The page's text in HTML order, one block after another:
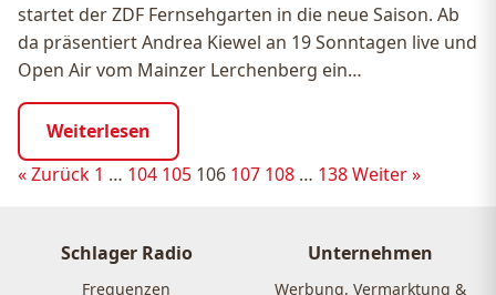
startet der ZDF Fernsehgarten in die neue Saison. Ab
da präsentiert Andrea Kiewel an 19 Sonntagen live und
Open Air vom Mainzer Lerchenberg ein…
Weiterlesen
Seitennummerierung
Beiträge
« Zurück 1 … 104 105 106 107 108 … 138Weiter »
Schlager Radio
Frequenzen
Unternehmen
Werbung, Vermarktung &